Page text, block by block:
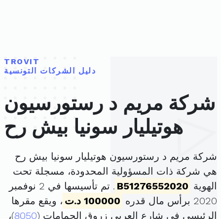
TROVIT
دليل الشركات التونسية
شركة مريم د رستورسيون
هوتيليار سونيا بيش رح
شركة مريم د رستورسيون هوتيليار سونيا بيش رح
هي شركة ذات المسؤولية المحدودة، مسجلة تحت
الهوية B51276552020
. تم تأسيسها في 2 نوفمبر
2020 برأس مال قدره
100000 د.ت
، ويقع مقرها
الرئيسي في شارع العربي زروق الحمامات (8050)،